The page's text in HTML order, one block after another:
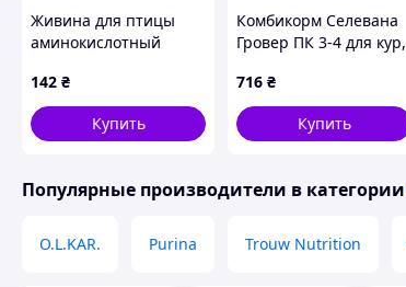
Живина для птицы
аминокислотный
минеральный
кормовой концентрат
молотый, 1 кг (*)
142 ₴
Купить
Комбикорм Селевана
Гровер ПК 3-4 для кур,
недели, 20 кг (*)
716 ₴
Купить
Популярные производители в категории
O.L.KAR. Purina Trouw Nutrition